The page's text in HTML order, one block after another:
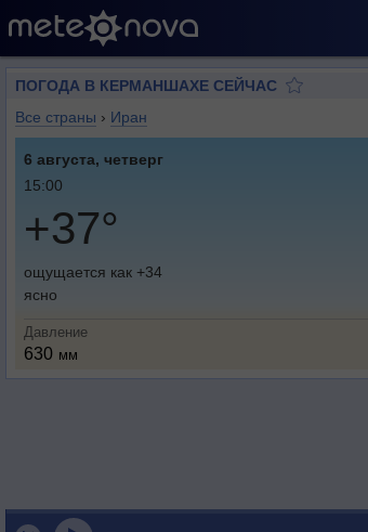
ПОГОДА В КЕРМАНШАХЕ СЕЙЧАС
Все страны › Иран
6 августа, четверг
15:00
+37°
ощущается как +34
ясно
Давление
630 мм